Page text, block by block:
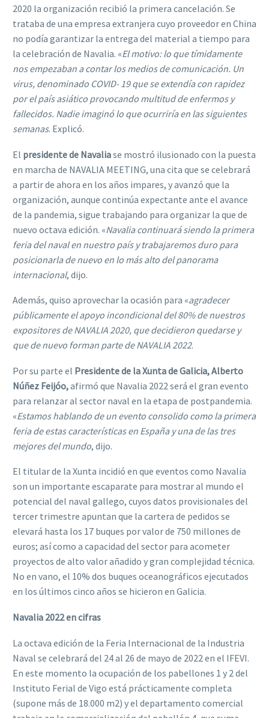
2020 la organización recibió la primera cancelación. Se
trataba de una empresa extranjera cuyo proveedor en China
no podía garantizar la entrega del material a tiempo para
la celebración de Navalia. «El motivo: lo que tímidamente
nos empezaban a contar los medios de comunicación. Un
virus, denominado COVID- 19 que se extendía con rapidez
por el país asiático provocando multitud de enfermos y
fallecidos. Nadie imaginó lo que ocurriría en las siguientes
semanas. Explicó.
El presidente de Navaliase mostró ilusionado con la puesta
en marcha de NAVALIA MEETING, una cita que se celebrará
a partir de ahora en los años impares, y avanzó que la
organización, aunque continúa expectante ante el avance
de la pandemia, sigue trabajando para organizar la que de
nuevo octava edición. «Navalia continuará siendo la primera
feria del naval en nuestro país y trabajaremos duro para
posicionarla de nuevo en lo más alto del panorama
internacional, dijo.
Además, quiso aprovechar la ocasión para «agradecer
públicamente el apoyo incondicional del 80% de nuestros
expositores de NAVALIA 2020, que decidieron quedarse y
que de nuevo forman parte de NAVALIA 2022.
Por su parte el Presidente de la Xunta de Galicia, Alberto
Núñez Feijóo,afirmó que Navalia 2022 será el gran evento
para relanzar al sector naval en la etapa de postpandemia.
«Estamos hablando de un evento consolido como la primera
feria de estas características en España y una de las tres
mejores del mundo, dijo.
El titular de la Xunta incidió en que eventos como Navalia
son un importante escaparate para mostrar al mundo el
potencial del naval gallego, cuyos datos provisionales del
tercer trimestre apuntan que la cartera de pedidos se
elevará hasta los 17 buques por valor de 750 millones de
euros; así como a capacidad del sector para acometer
proyectos de alto valor añadido y gran complejidad técnica.
No en vano, el 10% dos buques oceanográficos ejecutados
en los últimos cinco años se hicieron en Galicia.
Navalia 2022 en cifras
La octava edición de la Feria Internacional de la Industria
Naval se celebrará del 24 al 26 de mayo de 2022 en el IFEVI.
En este momento la ocupación de los pabellones 1 y 2 del
Instituto Ferial de Vigo está prácticamente completa
(supone más de 18.000 m2) y el departamento comercial